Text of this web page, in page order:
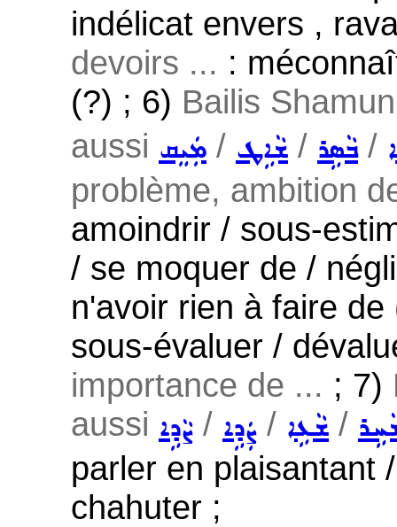
indélicat envers ,
devoirs ... :
(?) ; 6) Bailis
aussi ܡܲܝܸܩ / ܫܵܐܹܛ / ܒܵܣܹܪ/
problème, ambition
amoindrir / sous-
/ se moquer de /
n'avoir rien à faire
sous-évaluer /
importance de ... ; 7)
aussi ܨܵܕܹܐ / ܨܲܕܹܐ / ܫܵܥܹܐ /
parler en plaisantant
chahuter ;